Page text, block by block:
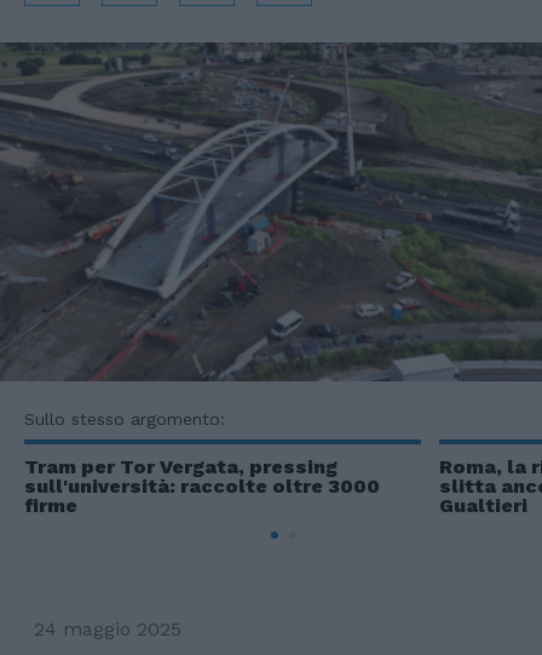
Sullo stesso argomento:
Tram per Tor Vergata, pressing
sull'università: raccolte oltre 3000
firme
Roma, la
slitta
Gualtieri
24 maggio 2025